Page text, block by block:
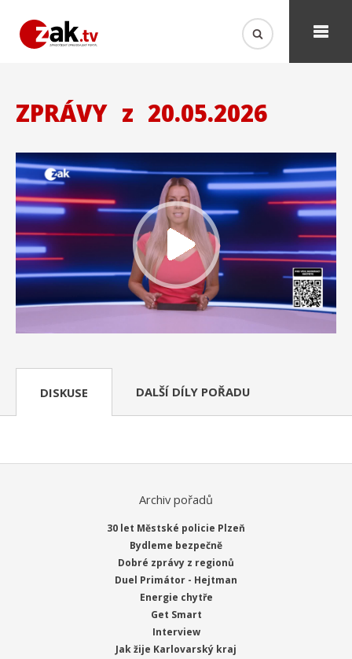
ZPRÁVY z 20.05.2026
DISKUSE DALŠÍ DÍLY POŘADU
Archiv pořadů
30 let Městské policie Plzeň
Bydleme bezpečně
Dobré zprávy z regionů
Duel Primátor - Hejtman
Energie chytře
Get Smart
Interview
Jak žije Karlovarský kraj